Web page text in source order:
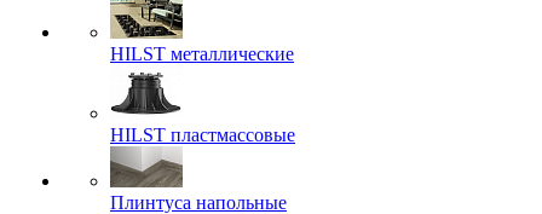
HILST металлические
HILST пластмассовые
Плинтуса напольные